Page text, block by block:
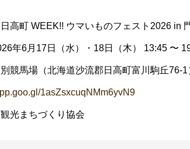
高町 WEEK!! ウマいものフェスト2026 in
年6月17日（水）・18日（木） 13:45 〜
競馬場（北海道沙流郡日高町富川駒丘76-1
1asZsxcuqNMm6yvN9
光まちづくり協会